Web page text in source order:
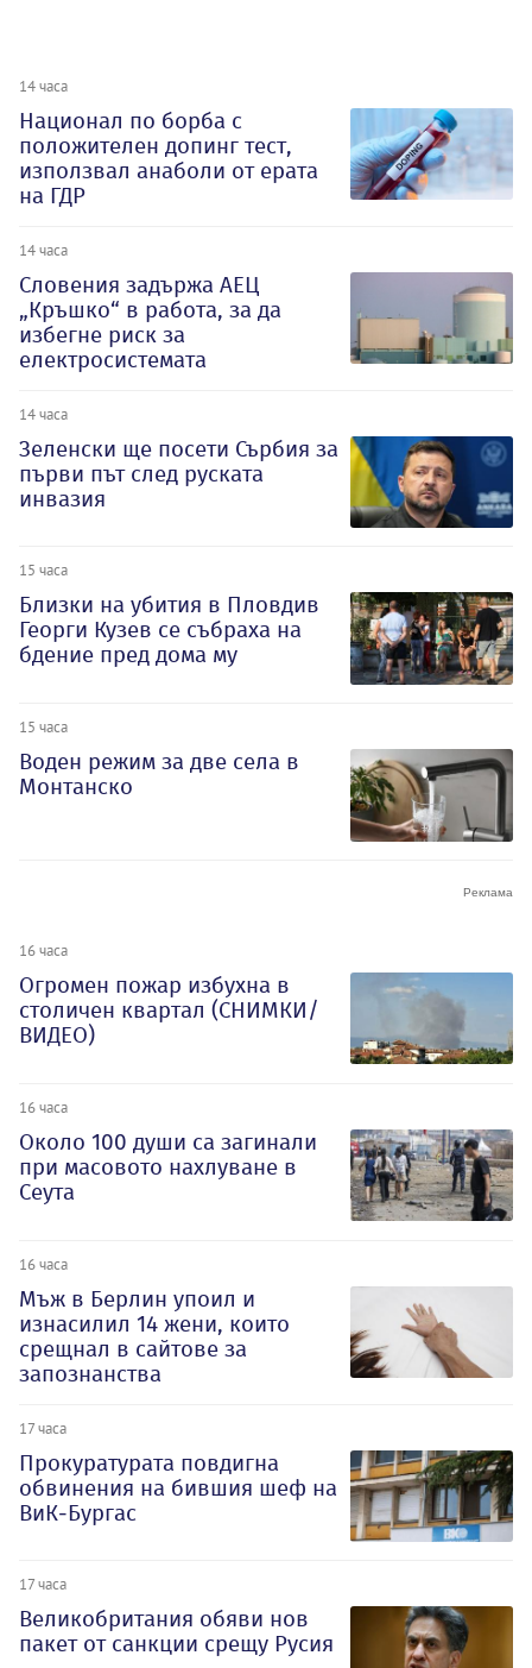
14 часа
Национал по борба с
положителен допинг тест,
използвал анаболи от ерата
на ГДР
14 часа
Словения задържа АЕЦ
„Кръшко“ в работа, за да
избегне риск за
електросистемата
14 часа
Зеленски ще посети Сърбия за
първи път след руската
инвазия
15 часа
Близки на убития в Пловдив
Георги Кузев се събраха на
бдение пред дома му
15 часа
Воден режим за две села в
Монтанско
16 часа
Огромен пожар избухна в
столичен квартал (СНИМКИ/
ВИДЕО)
16 часа
Около 100 души са загинали
при масовото нахлуване в
Сеута
16 часа
Мъж в Берлин упоил и
изнасилил 14 жени, които
срещнал в сайтове за
запознанства
17 часа
Прокуратурата повдигна
обвинения на бившия шеф на
ВиК-Бургас
17 часа
Великобритания обяви нов
пакет от санкции срещу Русия